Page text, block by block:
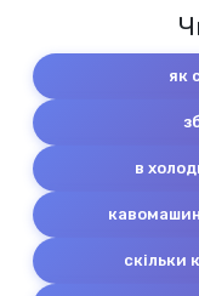
як
в
скільки